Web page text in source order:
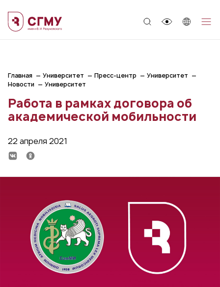
Главная Университет Пресс-центр
Университет
Новости
Университет
Работа в рамках договора об
академической мобильности
22 апреля 2021